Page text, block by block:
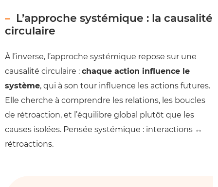
L’approche systémique : la causalité
circulaire
À l’inverse, l’approche systémique repose sur une
causalité circulaire : chaque action influence le
système, qui à son tour influence les actions futures.
Elle cherche à comprendre les relations, les boucles
de rétroaction, et l’équilibre global plutôt que les
causes isolées. Pensée systémique : interactions ↔
rétroactions.